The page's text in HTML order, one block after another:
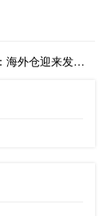
下一篇：海外仓迎来发展新机遇？如何选择优质的海外仓？